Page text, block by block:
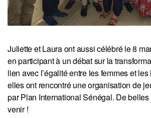
Juliette et Laura ont aussi célébré le 8
en participant à un débat sur la
lien avec l’égalité entre les femmes et
elles ont rencontré une organisation de
par Plan International Sénégal. De
venir !